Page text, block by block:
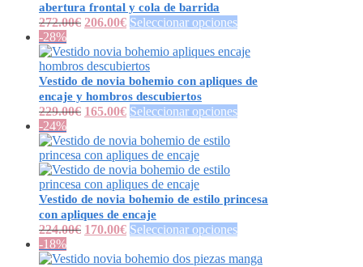
abertura frontal y cola de barrida
272.00€ 206.00€ Seleccionar opciones
-28%
Vestido de novia bohemio con apliques de
encaje y hombros descubiertos
229.00€ 165.00€ Seleccionar opciones
-24%
Vestido de novia bohemio de estilo princesa
con apliques de encaje
224.00€ 170.00€ Seleccionar opciones
-18%